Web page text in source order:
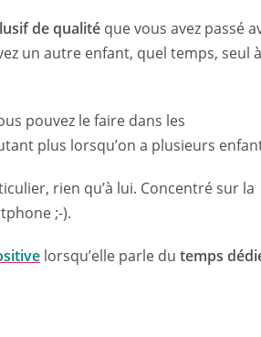
de qualité que vous avez passé
un autre enfant, quel temps, seul à
pouvez le faire dans les
plus lorsqu’on a plusieurs
rien qu’à lui. Concentré sur la
;-).
lorsqu’elle parle du temps